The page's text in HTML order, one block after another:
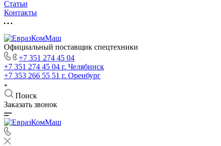
Статьи
Контакты
Официальный поставщик спецтехники
+7 351 274 45 04
+7 351 274 45 04 г. Челябинск
+7 353 266 55 51 г. Оренбург
Поиск
Заказать звонок